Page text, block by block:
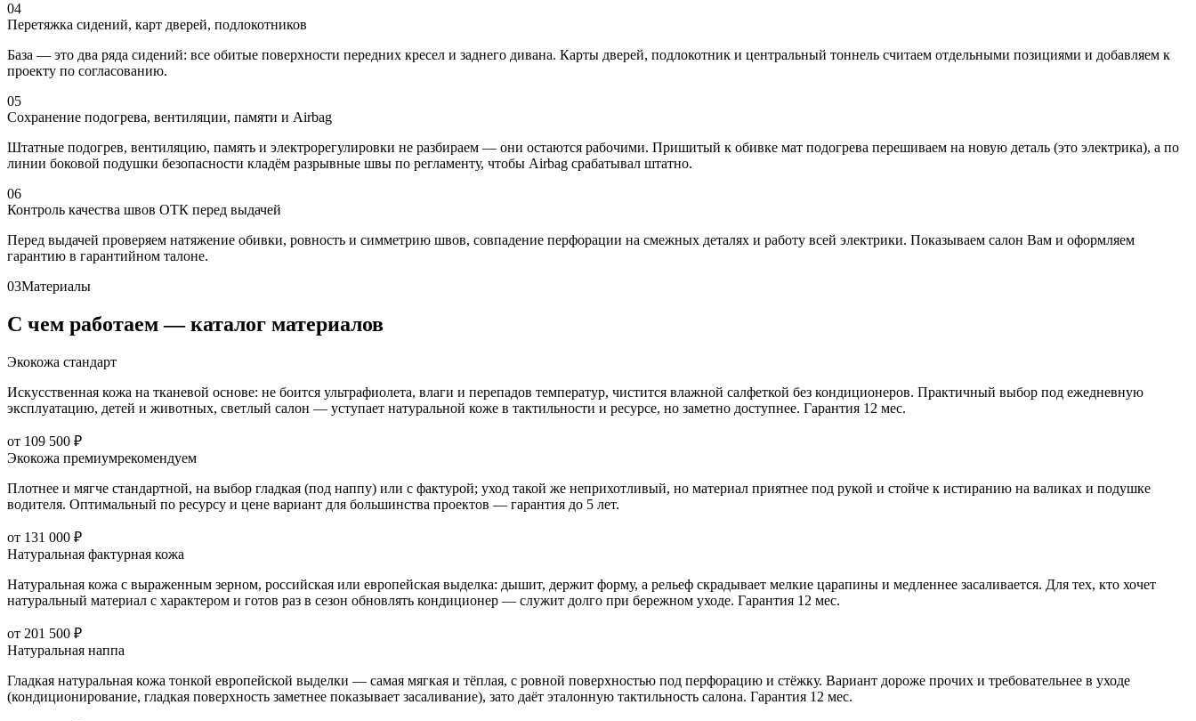
04
Перетяжка сидений, карт дверей, подлокотников
База — это два ряда сидений: все обитые поверхности передних кресел и заднего дивана. Карты дверей, подлокотник и центральный тоннель считаем отдельными позициями и добавляем к
проекту по согласованию.
05
Сохранение подогрева, вентиляции, памяти и Airbag
Штатные подогрев, вентиляцию, память и электрорегулировки не разбираем — они остаются рабочими. Пришитый к обивке мат подогрева перешиваем на новую деталь (это электрика), а по
линии боковой подушки безопасности кладём разрывные швы по регламенту, чтобы Airbag срабатывал штатно.
06
Контроль качества швов ОТК перед выдачей
Перед выдачей проверяем натяжение обивки, ровность и симметрию швов, совпадение перфорации на смежных деталях и работу всей электрики. Показываем салон Вам и оформляем
гарантию в гарантийном талоне.
03Материалы
С чем работаем — каталог материалов
Экокожа стандарт
Искусственная кожа на тканевой основе: не боится ультрафиолета, влаги и перепадов температур, чистится влажной салфеткой без кондиционеров. Практичный выбор под ежедневную
эксплуатацию, детей и животных, светлый салон — уступает натуральной коже в тактильности и ресурсе, но заметно доступнее. Гарантия 12 мес.
от 109 500 ₽
Экокожа премиумрекомендуем
Плотнее и мягче стандартной, на выбор гладкая (под наппу) или с фактурой; уход такой же неприхотливый, но материал приятнее под рукой и стойче к истиранию на валиках и подушке
водителя. Оптимальный по ресурсу и цене вариант для большинства проектов — гарантия до 5 лет.
от 131 000 ₽
Натуральная фактурная кожа
Натуральная кожа с выраженным зерном, российская или европейская выделка: дышит, держит форму, а рельеф скрадывает мелкие царапины и медленнее засаливается. Для тех, кто хочет
натуральный материал с характером и готов раз в сезон обновлять кондиционер — служит долго при бережном уходе. Гарантия 12 мес.
от 201 500 ₽
Натуральная наппа
Гладкая натуральная кожа тонкой европейской выделки — самая мягкая и тёплая, с ровной поверхностью под перфорацию и стёжку. Вариант дороже прочих и требовательнее в уходе
(кондиционирование, гладкая поверхность заметнее показывает засаливание), зато даёт эталонную тактильность салона. Гарантия 12 мес.